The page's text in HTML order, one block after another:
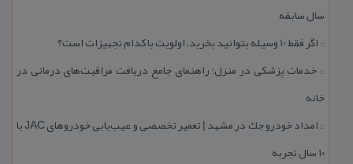
سال سابقه
:: اگر فقط 10 وسیله بتوانید بخرید، اولویت با كدام تجهیزات است؟
:: خدمات پزشكی در منزل؛ راهنمای جامع دریافت مراقبت‌های درمانی در
خانه
::
امداد خودرو جك در مشهد | تعمیر تخصصی و عیب‌یابی خودروهای JAC با
۱۰ سال تجربه